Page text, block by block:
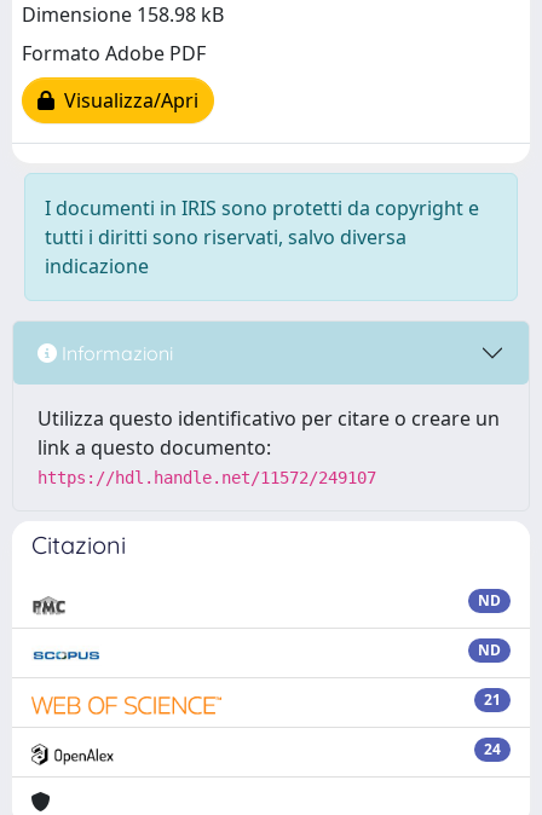
Dimensione 158.98 kB
Formato Adobe PDF
Visualizza/Apri
I documenti in IRIS sono protetti da copyright e
tutti i diritti sono riservati, salvo diversa
indicazione
Informazioni
Utilizza questo identificativo per citare o creare un
link a questo documento:
https://hdl.handle.net/11572/249107
Citazioni
ND
ND
21
24